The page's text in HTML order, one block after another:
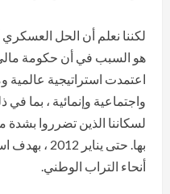
لكننا نعلم أن الحل
هو السبب في أن حكومة
اعتمدت استراتيجية عالمية
واجتماعية وإنمائية ، بما
لسكاننا الذين تضرروا بشدة
بها. حتى
أنحاء التراب الوطني.